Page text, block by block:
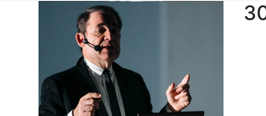
Анестезиология и
Общая медицина